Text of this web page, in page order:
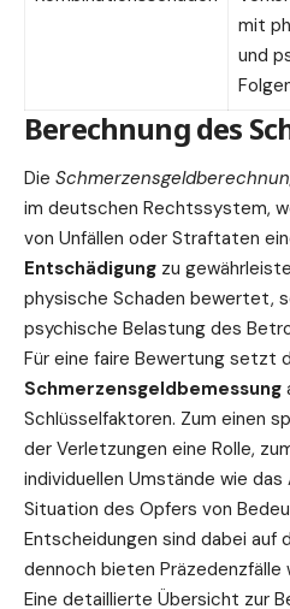
mit
und
Berechnung des
Die
im deutschen Rechtssystem,
von Unfällen oder Straftaten
Entschädigung zu
physische Schaden bewertet,
psychische Belastung des
Für eine faire Bewertung setzt
Schmerzensgeldbemessung
Schlüsselfaktoren. Zum einen
der Verletzungen eine Rolle,
individuellen Umstände wie
Situation des Opfers von
Entscheidungen sind dabei auf
dennoch bieten Präzedenzfälle
Eine detaillierte Übersicht zur